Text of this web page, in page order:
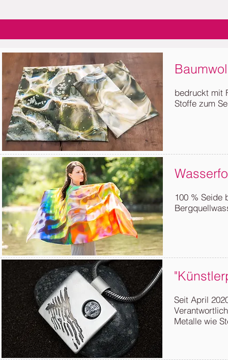
bedruckt mit
Stoffe zum
100 % Seide
Seit April
Metalle wie